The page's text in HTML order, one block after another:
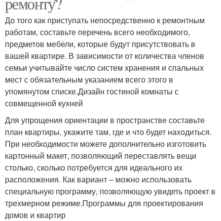
До того как приступать непосредственно к ремонтным
работам, составьте перечень всего необходимого,
предметов мебели, которые будут присутствовать в
вашей квартире. В зависимости от количества членов
семьи учитывайте число систем хранения и спальных
мест с обязательным указанием всего этого в
упомянутом списке.Дизайн гостиной комнаты с
совмещенной кухней
Для упрощения ориентации в пространстве составьте
план квартиры, укажите там, где и что будет находиться.
При необходимости можете дополнительно изготовить
картонный макет, позволяющий переставлять вещи
столько, сколько потребуется для идеального их
расположения. Как вариант – можно использовать
специальную программу, позволяющую увидеть проект в
трехмерном режиме.Программы для проектирования
домов и квартир